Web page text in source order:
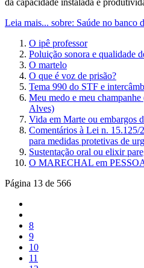
Leia mais... sobre: Saúde no banco
O ipê professor
Poluição sonora e qualidade
O martelo
O que é voz de prisão?
Tema 990 do STF e
Meu medo e meu
Alves)
Vida em Marte ou embargos
Comentários à Lei n. 15.125/
para medidas protetivas de
Sustentação oral ou elixir
O MARECHAL em
Página 13 de 566
8
9
10
11